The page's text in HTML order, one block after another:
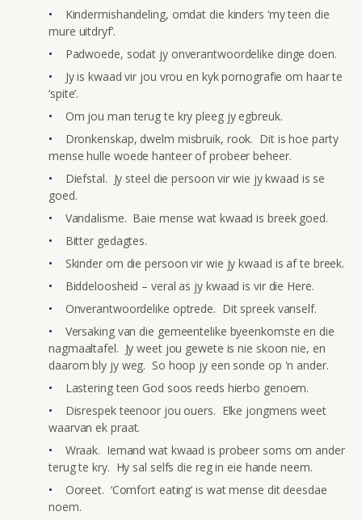
Kindermishandeling, omdat die kinders ‘my teen die
mure uitdryf’.
Padwoede, sodat jy onverantwoordelike dinge doen.
Jy is kwaad vir jou vrou en kyk pornografie om haar te
‘spite’.
Om jou man terug te kry pleeg jy egbreuk.
Dronkenskap, dwelm misbruik, rook. Dit is hoe party
mense hulle woede hanteer of probeer beheer.
Diefstal. Jy steel die persoon vir wie jy kwaad is se
goed.
Vandalisme. Baie mense wat kwaad is breek goed.
Bitter gedagtes.
Skinder om die persoon vir wie jy kwaad is af te breek.
Biddeloosheid – veral as jy kwaad is vir die Here.
Onverantwoordelike optrede. Dit spreek vanself.
Versaking van die gemeentelike byeenkomste en die
nagmaaltafel. Jy weet jou gewete is nie skoon nie, en
daarom bly jy weg. So hoop jy een sonde op 'n ander.
Lastering teen God soos reeds hierbo genoem.
Disrespek teenoor jou ouers. Elke jongmens weet
waarvan ek praat.
Wraak. Iemand wat kwaad is probeer soms om ander
terug te kry. Hy sal selfs die reg in eie hande neem.
Ooreet. ‘Comfort eating’ is wat mense dit deesdae
noem.